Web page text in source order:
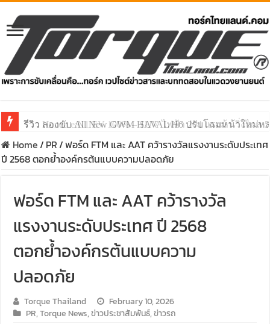
รีวิว ลองขับ All New GWM HAVAL H6 ปรับโฉมหน้าใหม่
Home/ PR/ฟอร์ด FTM และ AAT คว้ารางวัลแรงงานระดับประเทศ
ปี 2568 ตอกย้ำองค์กรต้นแบบความปลอดภัย
ฟอร์ด FTM และ AAT คว้ารางวัล
แรงงานระดับประเทศ ปี 2568
ตอกย้ำองค์กรต้นแบบความ
ปลอดภัย
Torque Thailand
February 10, 2026
PR,Torque News,ข่าวประชาสัมพันธ์,ข่าวรถ